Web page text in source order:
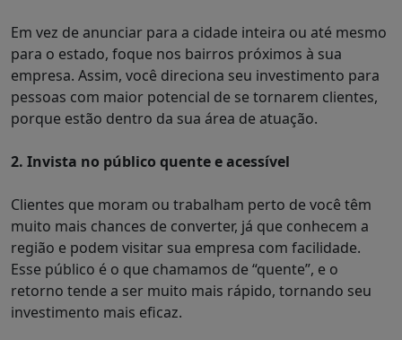
Em vez de anunciar para a cidade inteira ou até mesmo
para o estado, foque nos bairros próximos à sua
empresa. Assim, você direciona seu investimento para
pessoas com maior potencial de se tornarem clientes,
porque estão dentro da sua área de atuação.
2. Invista no público quente e acessível
Clientes que moram ou trabalham perto de você têm
muito mais chances de converter, já que conhecem a
região e podem visitar sua empresa com facilidade.
Esse público é o que chamamos de “quente”, e o
retorno tende a ser muito mais rápido, tornando seu
investimento mais eficaz.